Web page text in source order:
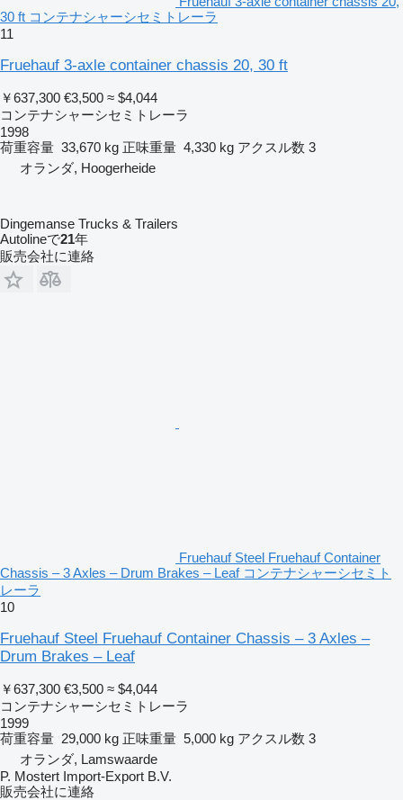
30 ft コンテナシャーシセミトレーラ
11
Fruehauf 3-axle container chassis 20, 30 ft
￥637,300 €3,500 ≈ $4,044
コンテナシャーシセミトレーラ
1998
荷重容量 33,670 kg 正味重量 4,330 kg アクスル数 3
オランダ, Hoogerheide
Dingemanse Trucks & Trailers
Autolineで21年
販売会社に連絡
Fruehauf Steel Fruehauf Container
Chassis – 3 Axles – Drum Brakes – Leaf コンテナシャーシセミト
レーラ
10
Fruehauf Steel Fruehauf Container Chassis – 3 Axles –
Drum Brakes – Leaf
￥637,300 €3,500 ≈ $4,044
コンテナシャーシセミトレーラ
1999
荷重容量 29,000 kg 正味重量 5,000 kg アクスル数 3
オランダ, Lamswaarde
P. Mostert Import-Export B.V.
販売会社に連絡